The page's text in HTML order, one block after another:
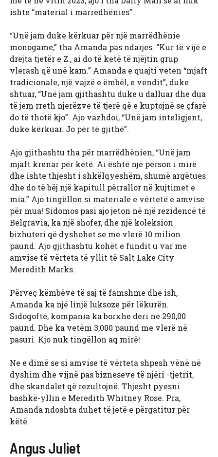
ishte “material i marrëdhënies”.
“Unë jam duke kërkuar për një marrëdhënie
monogame,” tha Amanda pas ndarjes. “Kur të vijë e
drejta tjetër e Z., ai do të ketë të njëjtin grup
vlerash që unë kam.” Amanda e quajti veten “mjaft
tradicionale, një vajzë e ëmbël, e vendit”, duke
shtuar, “Unë jam gjithashtu duke u dalluar dhe dua
të jem rreth njerëzve të tjerë që e kuptojnë se çfarë
do të thotë kjo”. Ajo vazhdoi, “Unë jam inteligjent,
duke kërkuar. Jo për të gjithë”.
Ajo gjithashtu tha për marrëdhënien, “Unë jam
mjaft krenar për këtë. Ai është një person i mirë
dhe ishte thjesht i shkëlqyeshëm, shumë argëtues
dhe do të bëj një kapitull përrallor në kujtimet e
mia.” Ajo tingëllon si materiale e vërtetë e amvise
për mua! Sidomos pasi ajo jeton në një rezidencë të
Belgravia, ka një shofer, dhe një koleksion
bizhuteri që dyshohet se me vlerë 10 milion
paund. Ajo gjithashtu kohët e fundit u var me
amvise të vërteta të yllit të Salt Lake City
Meredith Marks.
Përveç këmbëve të saj të famshme dhe ish,
Amanda ka një linjë luksoze për lëkurën.
Sidoqoftë, kompania ka borxhe deri në 290,00
paund. Dhe ka vetëm 3,000 paund me vlerë në
pasuri. Kjo nuk tingëllon aq mirë!
Ne e dimë se si amvise të vërteta shpesh vënë në
dyshim dhe vijnë pas bizneseve të njëri -tjetrit,
dhe skandalet që rezultojnë. Thjesht pyesni
bashkë-yllin e Meredith Whitney Rose. Pra,
Amanda ndoshta duhet të jetë e përgatitur për
këtë.
Angus Juliet